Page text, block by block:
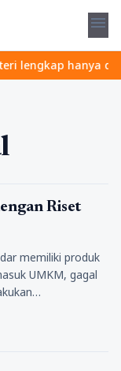
menu
hanya di
Riset
memiliki produk
UMKM, gagal